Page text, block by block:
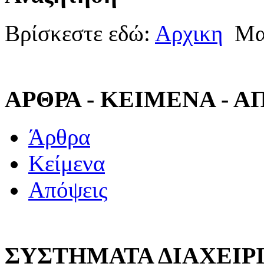
Βρίσκεστε εδώ: Αρχικη
ΑΡΘΡΑ - ΚΕΙΜΕΝΑ -
Άρθρα
Κείμενα
Απόψεις
ΣΥΣΤΗΜΑΤΑ